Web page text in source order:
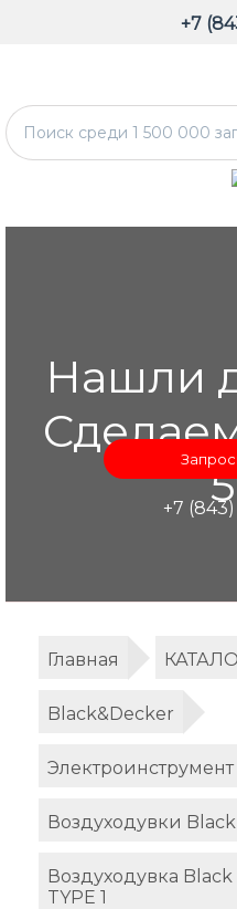
+7
Нашли
+7
Главная
Black&Decker
Воздуходувки
Воздуходувка
TYPE 1